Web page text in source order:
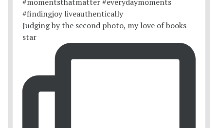
Judging by the second photo, my love of books
star